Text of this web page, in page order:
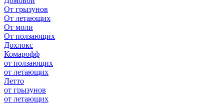
От грызунов
От летающих
От моли
От ползающих
Дохлокс
Комарофф
от ползающих
от летающих
Летто
от грызунов
от летающих